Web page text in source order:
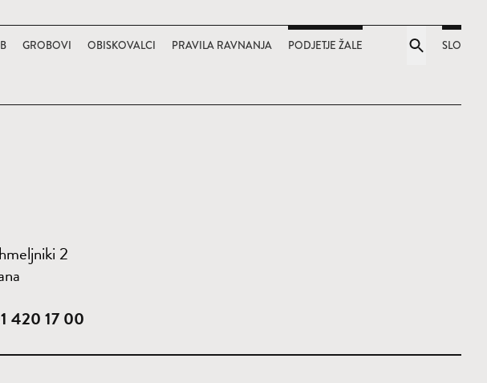
GROBOVI OBISKOVALCI PRAVILA RAVNANJA PODJETJE ŽALE SLO
2
420 17 00